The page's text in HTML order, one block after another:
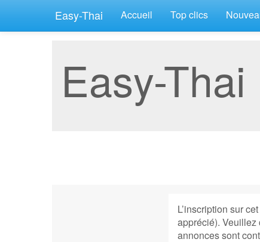
Easy-Thai Accueil (current)
Top clics
Easy-Thai
L’inscription sur
apprécié). Veuillez
annonces sont